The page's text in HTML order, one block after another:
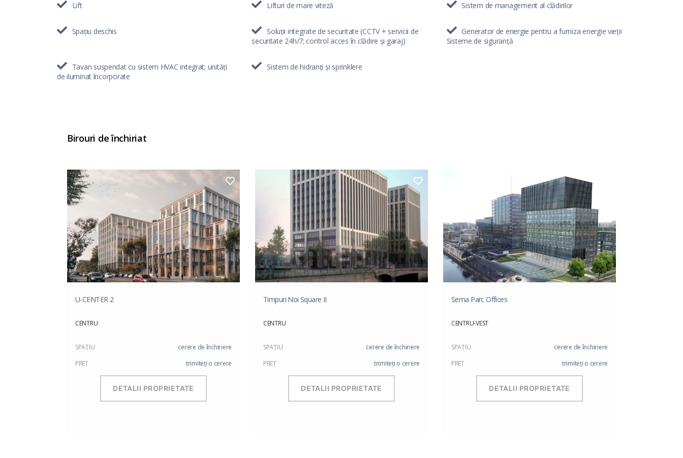
Lift Lifturi de mare viteză Sistem de management al clădirilor
Spațiu deschis
Soluții integrate de securitate (CCTV + servicii de
securitate 24h/7; control acces în clădire și garaj)
Generator de energie pentru a furniza energie vieții
Sisteme de siguranță
Tavan suspendat cu sistem HVAC integrat; unități
de iluminat încorporate
Sistem de hidranți și sprinklere
Birouri de închiriat
U-CENTER 2
CENTRU
SPAŢIU
cerere de închiriere
PREŢ
trimiteți o cerere
DETALII PROPRIETATE
Timpuri Noi Square II
CENTRU
SPAŢIU
cerere de închiriere
PREŢ
trimiteți o cerere
DETALII PROPRIETATE
Sema Parc Offices
CENTRU-VEST
SPAŢIU
cerere de închiriere
PREŢ
trimiteți o cerere
DETALII PROPRIETATE